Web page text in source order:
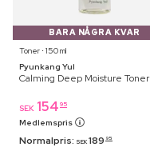
BARA NÅGRA KVAR
Toner ⋅ 150 ml
Pyunkang Yul
Calming Deep Moisture Toner
SEK 154 95
Medlemspris
Normalpris: SEK 189 95